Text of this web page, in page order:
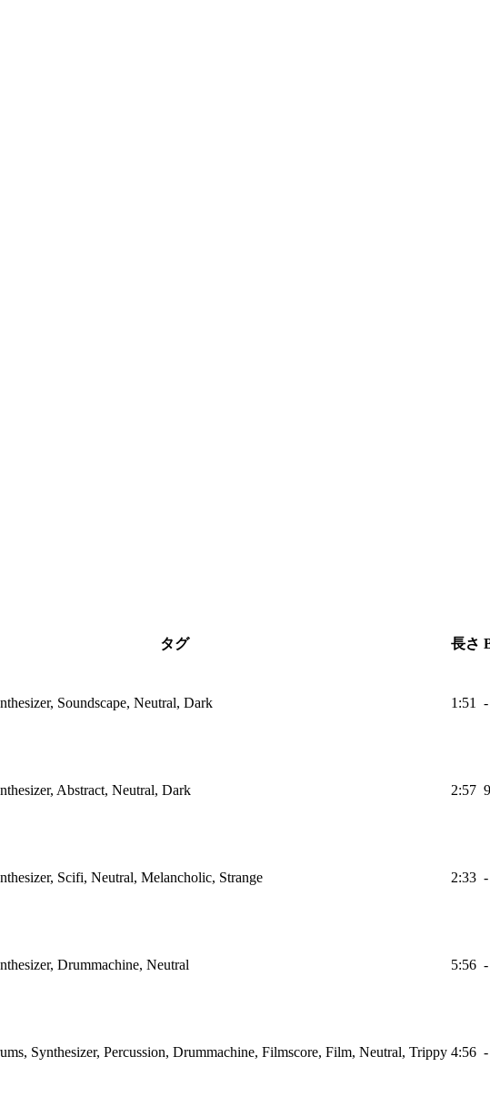
タグ 長さ
Soundscape, Neutral, Dark 1:51 -
Abstract, Neutral, Dark 2:57
Scifi, Neutral, Melancholic, Strange 2:33 -
Drummachine, Neutral 5:56 -
Synthesizer, Percussion, Drummachine, Filmscore, Film, Neutral, Trippy 4:56 -